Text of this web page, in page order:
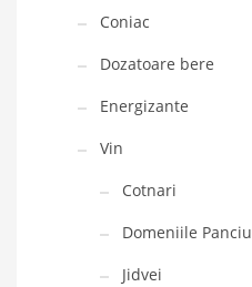
Coniac
Dozatoare bere
Energizante
Vin
Cotnari
Domeniile Panciu
Jidvei